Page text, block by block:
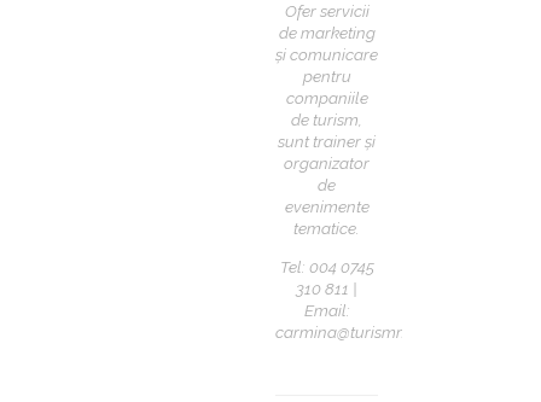
Ofer servicii
de marketing
și comunicare
pentru
companiile
de turism,
sunt trainer și
organizator
de
evenimente
tematice.
Tel: 004 0745
310 811 |
Email:
carmina@turismmarket.com